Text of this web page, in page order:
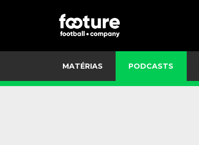
MATÉRIAS PODCASTS